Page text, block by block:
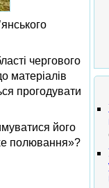
чергового
матеріалів
прогодувати
його
полювання»?